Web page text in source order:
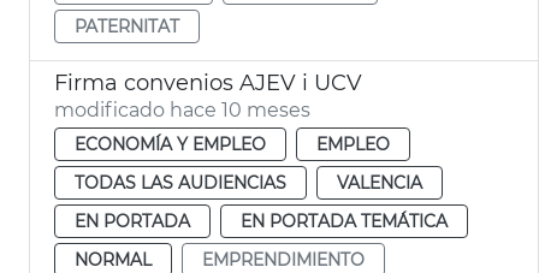
PATERNITAT
Firma convenios AJEV i UCV
modificado hace 10 meses
ECONOMÍA Y EMPLEO
EMPLEO
TODAS LAS AUDIENCIAS
VALENCIA
EN PORTADA
EN PORTADA TEMÁTICA
NORMAL
EMPRENDIMIENTO